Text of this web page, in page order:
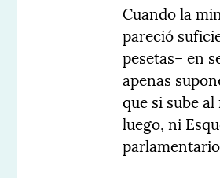
Cuando la
pareció
pesetas– en
apenas
que si sube
luego, ni